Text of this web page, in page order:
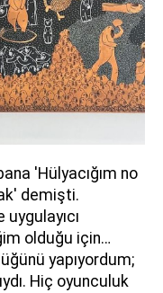
'Hülyacığım no
demişti.
olduğu için…
yapıyordum;
Hiç oyunculuk